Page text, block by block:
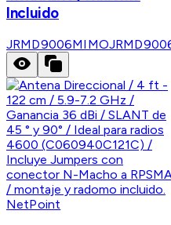
Incluido
JRMD9006MIMO
NetPoint